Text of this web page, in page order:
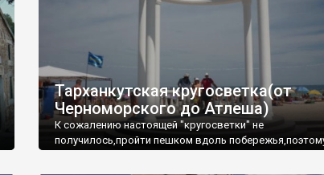
Тарханкутская кругосветка(от
Черноморского до Атлеша)
К сожалению настоящей "кругосветки" не
получилось,пройти пешком вдоль